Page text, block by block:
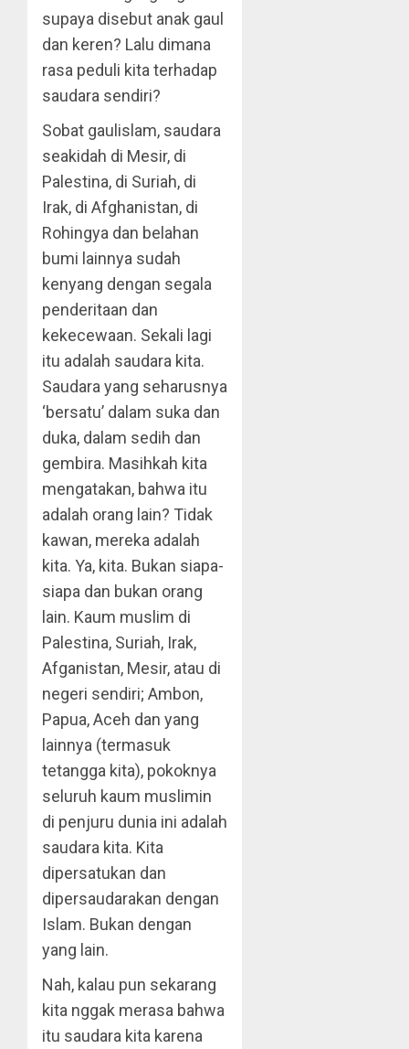
supaya disebut anak gaul
dan keren? Lalu dimana
rasa peduli kita terhadap
saudara sendiri?
Sobat gaulislam, saudara
seakidah di Mesir, di
Palestina, di Suriah, di
Irak, di Afghanistan, di
Rohingya dan belahan
bumi lainnya sudah
kenyang dengan segala
penderitaan dan
kekecewaan. Sekali lagi
itu adalah saudara kita.
Saudara yang seharusnya
‘bersatu’ dalam suka dan
duka, dalam sedih dan
gembira. Masihkah kita
mengatakan, bahwa itu
adalah orang lain? Tidak
kawan, mereka adalah
kita. Ya, kita. Bukan siapa-
siapa dan bukan orang
lain. Kaum muslim di
Palestina, Suriah, Irak,
Afganistan, Mesir, atau di
negeri sendiri; Ambon,
Papua, Aceh dan yang
lainnya (termasuk
tetangga kita), pokoknya
seluruh kaum muslimin
di penjuru dunia ini adalah
saudara kita. Kita
dipersatukan dan
dipersaudarakan dengan
Islam. Bukan dengan
yang lain.
Nah, kalau pun sekarang
kita nggak merasa bahwa
itu saudara kita karena